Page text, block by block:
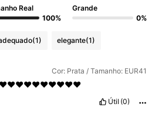
Real
100%
Grande
0%
(1) elegante(1)
Cor: Prata / Tamanho: EUR41
Útil (0)